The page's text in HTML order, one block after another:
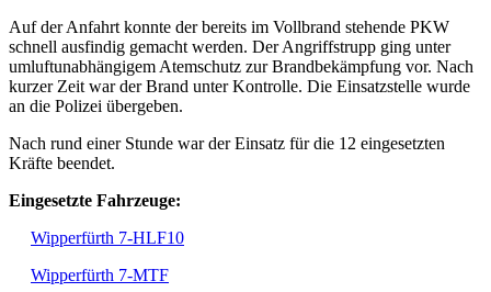
Auf der Anfahrt konnte der bereits im Vollbrand stehende PKW
schnell ausfindig gemacht werden. Der Angriffstrupp ging unter
umluftunabhängigem Atemschutz zur Brandbekämpfung vor. Nach
kurzer Zeit war der Brand unter Kontrolle. Die Einsatzstelle wurde
an die Polizei übergeben.
Nach rund einer Stunde war der Einsatz für die 12 eingesetzten
Kräfte beendet.
Eingesetzte Fahrzeuge:
Wipperfürth 7-HLF10
Wipperfürth 7-MTF